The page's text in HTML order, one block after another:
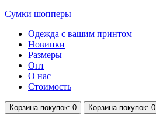
Сумки шопперы
Одежда с вашим принтом
Новинки
Размеры
Опт
О нас
Стоимость
Корзинапокупок: 0 Корзинапокупок: 0